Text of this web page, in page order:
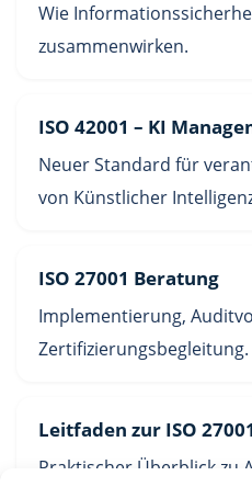
Wie
zusammenwirken.
ISO 42001 – KI
Neuer Standard für
von Künstlicher
ISO 27001 Beratung
Implementierung,
Zertifizierungsbegleitung.
Leitfaden zur ISO 27001
Praktischer Überblick zu